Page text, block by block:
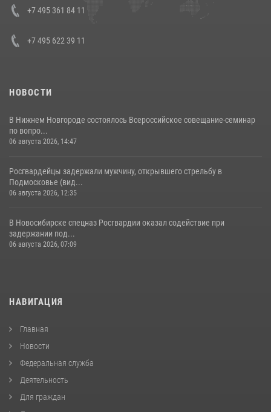
+7 495 361 84 11
+7 495 622 39 11
НОВОСТИ
В Нижнем Новгороде состоялось Всероссийское совещание-семинар
по вопро...
06 августа 2026, 14:47
Росгвардейцы задержали мужчину, открывшего стрельбу в
Подмосковье (вид...
06 августа 2026, 12:35
В Новосибирске спецназ Росгвардии оказал содействие при
задержании под...
06 августа 2026, 07:09
НАВИГАЦИЯ
Главная
Новости
Федеральная служба
Деятельность
Для граждан